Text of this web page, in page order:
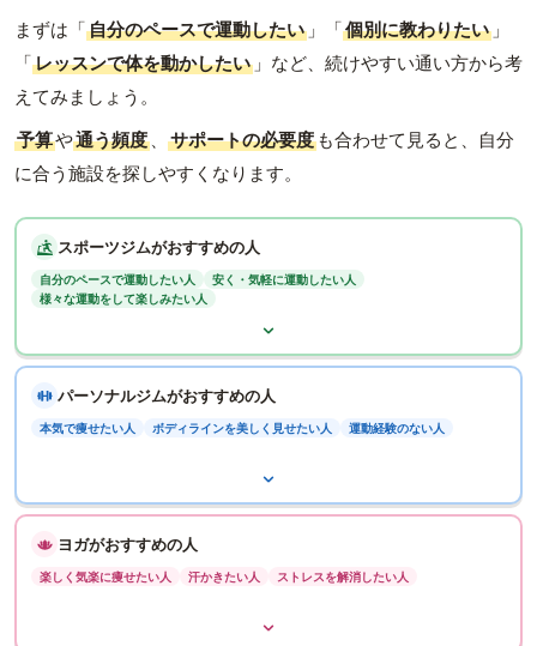
まずは「自分のペースで運動したい 」「個別に教わりたい 」
「レッスンで体を動かしたい 」など、続けやすい通い方から考
えてみましょう。
予算や通う頻度 、 サポートの必要度 も合わせて見ると、自分
に合う施設を探しやすくなります。
スポーツジムがおすすめの人
自分のペースで運動したい人
安く・気軽に運動したい人
様々な運動をして楽しみたい人
パーソナルジムがおすすめの人
本気で痩せたい人 ボディラインを美しく見せたい人 運動経験のない人
ヨガがおすすめの人
楽しく気楽に痩せたい人 汗かきたい人 ストレスを解消したい人